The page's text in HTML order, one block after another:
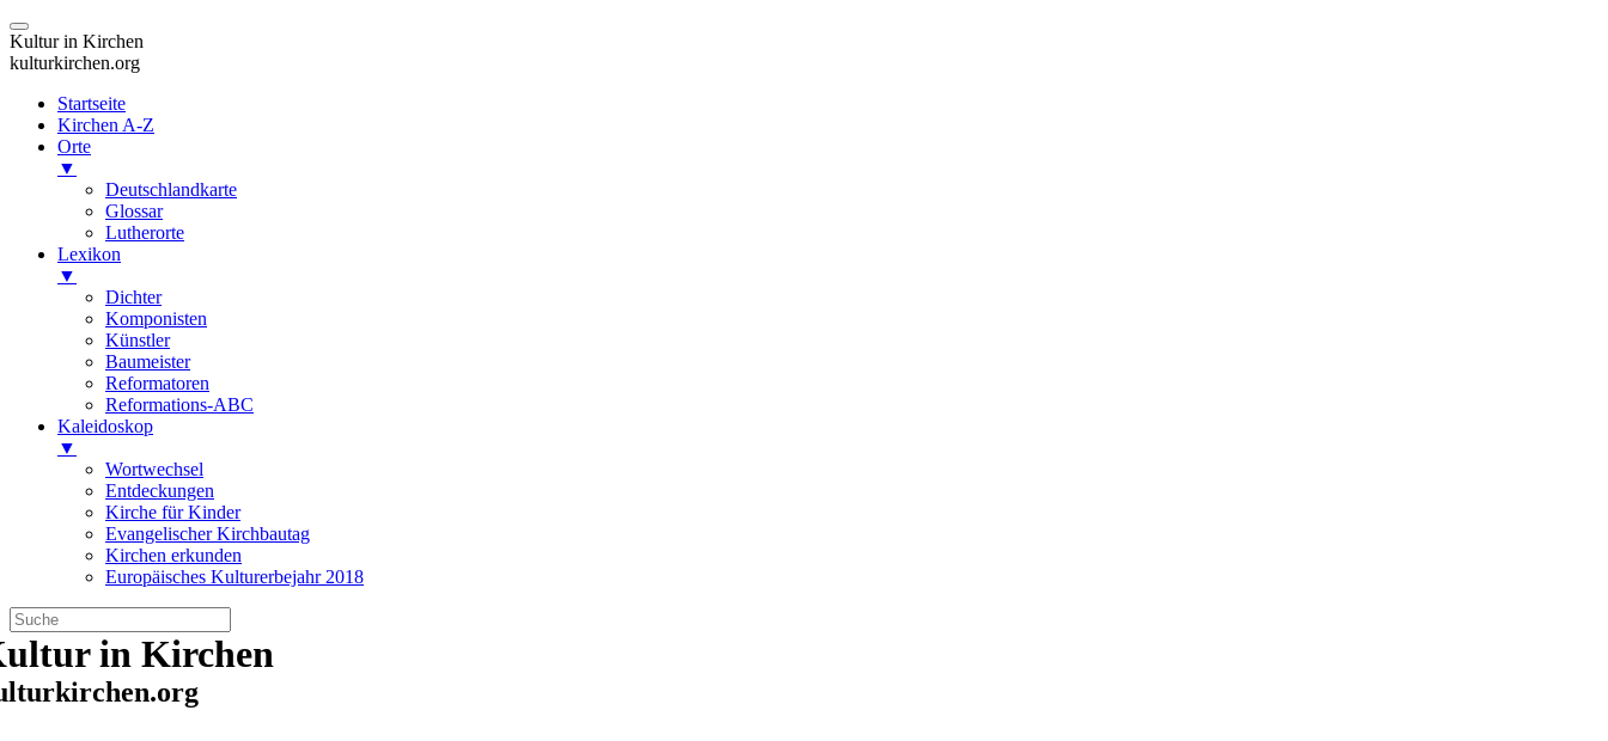
Kultur in Kirchen
kulturkirchen.org
Startseite
Kirchen A-Z
Orte
▼
Deutschlandkarte
Glossar
Lutherorte
Lexikon
▼
Dichter
Komponisten
Künstler
Baumeister
Reformatoren
Reformations-ABC
Kaleidoskop
▼
Wortwechsel
Entdeckungen
Kirche für Kinder
Evangelischer Kirchbautag
Kirchen erkunden
Europäisches Kulturerbejahr 2018
Zum
Inhalt
springen
in Kirchen